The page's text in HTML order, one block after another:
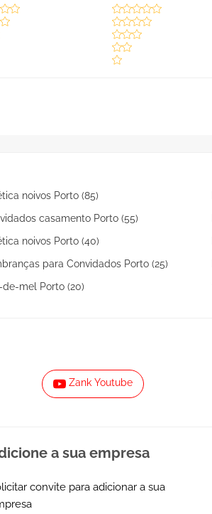
noivos Porto (85)
casamento Porto (55)
noivos Porto (40)
para Convidados Porto (25)
de-mel Porto (20)
Zank Youtube
a sua empresa
convite para adicionar a sua